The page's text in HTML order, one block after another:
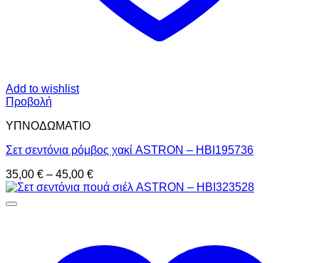
Add to wishlist
Προβολή
ΥΠΝΟΔΩΜΑΤΙO
Σετ σεντόνια ρόμβος χακί ASTRON – HBI195736
35,00 € – 45,00 €Price
range: